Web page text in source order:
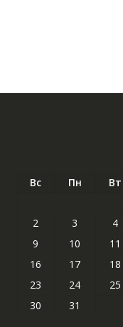
Вс Пн Вт
2
3 4
9
10 11
16
17 18
23
24 25
30
31